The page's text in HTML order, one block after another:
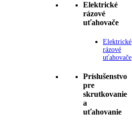
Elektrické
rázové
uťahovače
Elektrické
rázové
uťahovače
Príslušenstvo
pre
skrutkovanie
a
uťahovanie